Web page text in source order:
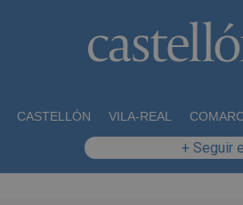
CASTELLÓN VILA-REAL
+ Seguir